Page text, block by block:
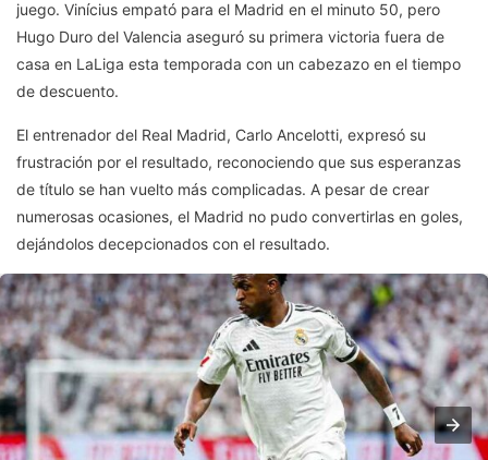
juego. Vinícius empató para el Madrid en el minuto 50, pero
Hugo Duro del Valencia aseguró su primera victoria fuera de
casa en LaLiga esta temporada con un cabezazo en el tiempo
de descuento.
El entrenador del Real Madrid, Carlo Ancelotti, expresó su
frustración por el resultado, reconociendo que sus esperanzas
de título se han vuelto más complicadas. A pesar de crear
numerosas ocasiones, el Madrid no pudo convertirlas en goles,
dejándolos decepcionados con el resultado.